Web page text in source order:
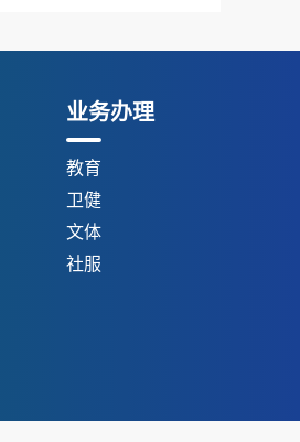
业务办理
教育
卫健
文体
社服